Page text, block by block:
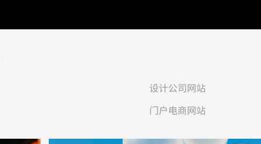
设计公司网站
门户电商网站